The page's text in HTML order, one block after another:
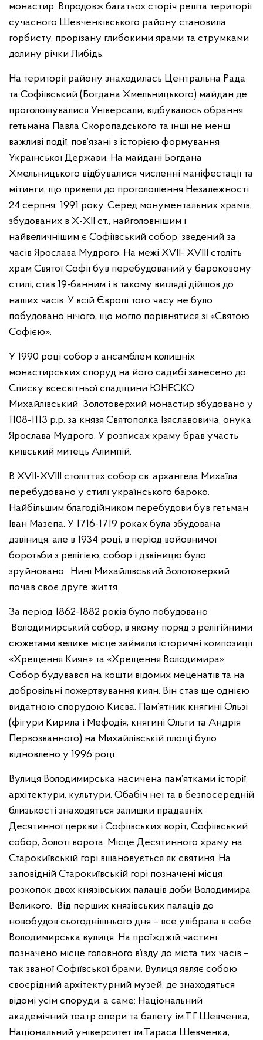
монастир. Впродовж багатьох сторіч решта території
сучасного Шевченківського району становила
горбисту, прорізану глибокими ярами та струмками
долину річки Либідь.
На території району знаходилась Центральна Рада
та Софіївський (Богдана Хмельницького) майдан де
проголошувалися Універсали, відбувалось обрання
гетьмана Павла Скоропадського та інші не менш
важливі події, пов’язані з історією формування
Української Держави. На майдані Богдана
Хмельницького відбувалися численні маніфестації та
мітинги, що привели до проголошення Незалежності
24 серпня 1991 року. Серед монументальних храмів,
збудованих в X-XII ст., найголовнішим і
найвеличнішим є Софіївський собор, зведений за
часів Ярослава Мудрого. На межі XVII- XVIII століть
храм Святої Софії був перебудований у бароковому
стилі, став 19-банним і в такому вигляді дійшов до
наших часів. У всій Європі того часу не було
побудовано нічого, що могло порівнятися зі «Святою
Софією».
У 1990 році собор з ансамблем колишніх
монастирських споруд на його садибі занесено до
Списку всесвітньої спадщини ЮНЕСКО.
Михайлівський Золотоверхий монастир збудовано у
1108-1113 р.р. за князя Святополка Ізяславовича, онука
Ярослава Мудрого. У розписах храму брав участь
київський митець Алимпій.
В XVII-XVIII століттях собор св. архангела Михаїла
перебудовано у стилі українського бароко.
Найбільшим благодійником перебудови був гетьман
Іван Мазепа. У 1716-1719 роках була збудована
дзвіниця, але в 1934 році, в період войовничої
боротьби з релігією, собор і дзвіницю було
зруйновано. Нині Михайлівський Золотоверхий
почав своє друге життя.
За період 1862-1882 років було побудовано
Володимирський собор, в якому поряд з релігійними
сюжетами велике місце займали історичні композиції
«Хрещення Киян» та «Хрещення Володимира».
Собор будувався на кошти відомих меценатів та на
добровільні пожертвування киян. Він став ще однією
видатною спорудою Києва. Пам’ятник княгині Ользі
(фігури Кирила і Мефодія, княгині Ольги та Андрія
Первозванного) на Михайлівській площі було
відновлено у 1996 році.
Вулиця Володимирська насичена пам’ятками історії,
архітектури, культури. Обабіч неї та в безпосередній
близькості знаходяться залишки прадавніх
Десятинної церкви і Софіївських воріт, Софіївський
собор, Золоті ворота. Місце Десятинного храму на
Старокиївській горі вшановується як святиня. На
заповідній Старокиївській горі позначені місця
розкопок двох князівських палаців доби Володимира
Великого. Від перших князівських палаців до
новобудов сьогоднішнього дня – все увібрала в себе
Володимирська вулиця. На проїжджій частині
позначено місце головного в’їзду до міста тих часів –
так званої Софіївської брами. Вулиця являє собою
своєрідний архітектурний музей, де знаходяться
відомі усім споруди, а саме: Національний
академічний театр опери та балету ім.Т.Г.Шевченка,
Національний університет ім.Тараса Шевченка,